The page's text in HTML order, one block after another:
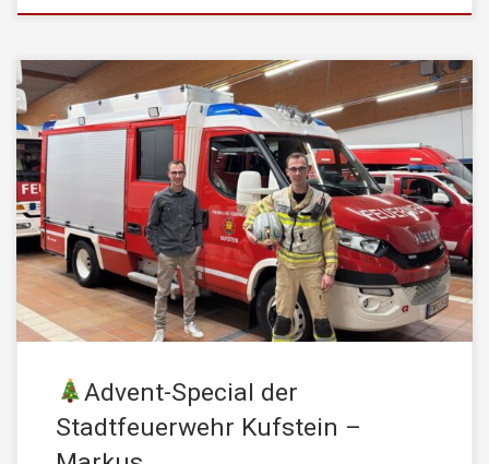
In der Adventzeit möchten wir heuer wieder die Gelegenheit
nutzen, um euch jene Menschen vorzustellen, die tagtäglich für
die Sicherheit unserer Stadt einstehen. Zug 1:
Gruppenkommandant Markus Winkler Markus begann seine
Feuerwehrlaufbahn 2004 mit dem Eintritt in die Jugendgruppe der
Stadtfeuerwehr Kufstein. Schon früh zeigte sich sein Interesse
am Feuerwehrwesen und seine […]
Advent-Special der
Stadtfeuerwehr Kufstein –